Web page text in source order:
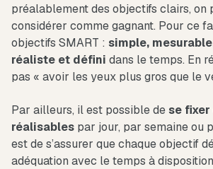
préalablement des objectifs clairs, on
considérer comme gagnant. Pour ce
objectifs SMART : simple,
réaliste et défini dans le temps. En
pas « avoir les yeux plus gros que le
Par ailleurs, il est possible dese
réalisables par jour, par semaine ou
est de s’assurer que chaque objectif
adéquation avec le temps à